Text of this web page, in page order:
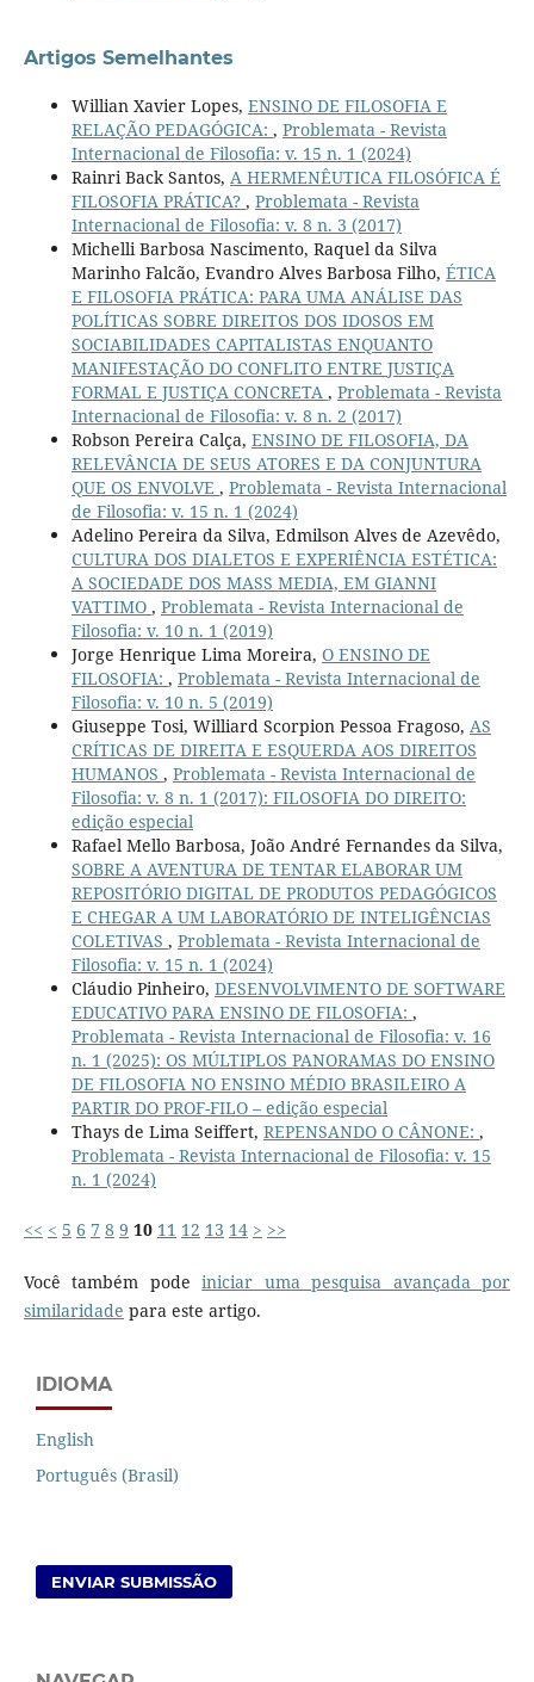
Artigos Semelhantes
Willian Xavier Lopes, ENSINO DE FILOSOFIA E
RELAÇÃO PEDAGÓGICA: , Problemata - Revista
Internacional de Filosofia: v. 15 n. 1 (2024)
Rainri Back Santos, A HERMENÊUTICA FILOSÓFICA É
FILOSOFIA PRÁTICA? , Problemata - Revista
Internacional de Filosofia: v. 8 n. 3 (2017)
Michelli Barbosa Nascimento, Raquel da Silva
Marinho Falcão, Evandro Alves Barbosa Filho, ÉTICA
E FILOSOFIA PRÁTICA: PARA UMA ANÁLISE DAS
POLÍTICAS SOBRE DIREITOS DOS IDOSOS EM
SOCIABILIDADES CAPITALISTAS ENQUANTO
MANIFESTAÇÃO DO CONFLITO ENTRE JUSTIÇA
FORMAL E JUSTIÇA CONCRETA , Problemata - Revista
Internacional de Filosofia: v. 8 n. 2 (2017)
Robson Pereira Calça, ENSINO DE FILOSOFIA, DA
RELEVÂNCIA DE SEUS ATORES E DA CONJUNTURA
QUE OS ENVOLVE , Problemata - Revista Internacional
de Filosofia: v. 15 n. 1 (2024)
Adelino Pereira da Silva, Edmilson Alves de Azevêdo,
CULTURA DOS DIALETOS E EXPERIÊNCIA ESTÉTICA:
A SOCIEDADE DOS MASS MEDIA, EM GIANNI
VATTIMO , Problemata - Revista Internacional de
Filosofia: v. 10 n. 1 (2019)
Jorge Henrique Lima Moreira, O ENSINO DE
FILOSOFIA: , Problemata - Revista Internacional de
Filosofia: v. 10 n. 5 (2019)
Giuseppe Tosi, Williard Scorpion Pessoa Fragoso, AS
CRÍTICAS DE DIREITA E ESQUERDA AOS DIREITOS
HUMANOS , Problemata - Revista Internacional de
Filosofia: v. 8 n. 1 (2017): FILOSOFIA DO DIREITO:
edição especial
Rafael Mello Barbosa, João André Fernandes da Silva,
SOBRE A AVENTURA DE TENTAR ELABORAR UM
REPOSITÓRIO DIGITAL DE PRODUTOS PEDAGÓGICOS
E CHEGAR A UM LABORATÓRIO DE INTELIGÊNCIAS
COLETIVAS , Problemata - Revista Internacional de
Filosofia: v. 15 n. 1 (2024)
Cláudio Pinheiro, DESENVOLVIMENTO DE SOFTWARE
EDUCATIVO PARA ENSINO DE FILOSOFIA: ,
Problemata - Revista Internacional de Filosofia: v. 16
n. 1 (2025): OS MÚLTIPLOS PANORAMAS DO ENSINO
DE FILOSOFIA NO ENSINO MÉDIO BRASILEIRO A
PARTIR DO PROF-FILO – edição especial
Thays de Lima Seiffert, REPENSANDO O CÂNONE: ,
Problemata - Revista Internacional de Filosofia: v. 15
n. 1 (2024)
<< < 5 6 7 8 9 10 11 12 13 14 > >>
Você também podeiniciar uma pesquisa avançada por
similaridade para este artigo.
IDIOMA
English
Português (Brasil)
ENVIAR SUBMISSÃO